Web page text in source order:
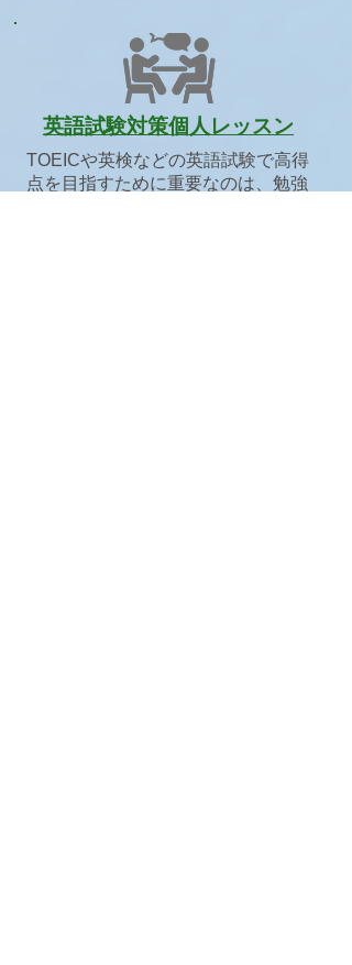
英語試験対策個人レッスン
TOEICや英検などの英語試験で高得
点を目指すために重要なのは、勉強